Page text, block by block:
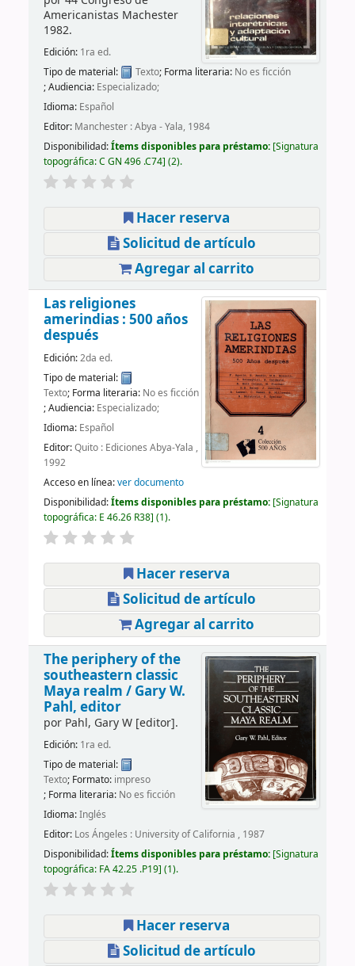
Americanistas Machester
1982.
Edición: 1ra ed.
Tipo de material:
Texto; Forma literaria: No es ficción
; Audiencia: Especializado;
Idioma: Español
Editor: Manchester : Abya - Yala, 1984
Disponibilidad:Ítems disponibles para préstamo: Signatura
topográfica:C GN 496 .C74 (2).
Hacer reserva
Solicitud de artículo
Agregar al carrito
Las religiones
amerindias : 500 años
después
Edición:2da ed.
Tipo de material:
Texto; Forma literaria: No es ficción
; Audiencia: Especializado;
Idioma: Español
Editor:Quito : Ediciones Abya-Yala ,
1992
Acceso en línea:ver documento
Disponibilidad:Ítems disponibles para préstamo: Signatura
topográfica: E 46.26 R38 (1).
Hacer reserva
Solicitud de artículo
Agregar al carrito
The periphery of the
southeastern classic
Maya realm / Gary W.
Pahl, editor
por Pahl, Gary W[editor].
Edición: 1ra ed.
Tipo de material:
Texto; Formato: impreso
; Forma literaria: No es ficción
Idioma:Inglés
Editor: Los Ángeles : University of California , 1987
Disponibilidad:Ítems disponibles para préstamo: Signatura
topográfica: FA 42.25 .P19 (1).
Hacer reserva
Solicitud de artículo